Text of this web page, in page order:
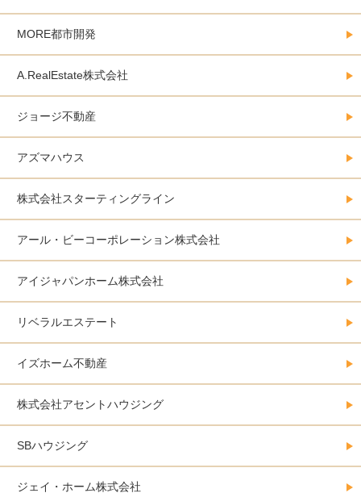
MORE都市開発
A.RealEstate株式会社
ジョージ不動産
アズマハウス
株式会社スターティングライン
アール・ビーコーポレーション株式会社
アイジャパンホーム株式会社
リベラルエステート
イズホーム不動産
株式会社アセントハウジング
SBハウジング
ジェイ・ホーム株式会社